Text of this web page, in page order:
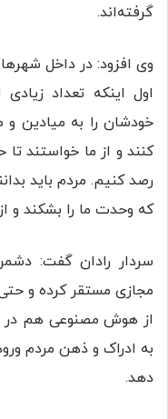
گرفته‌اند.
وی افزود: در داخل
اول اینکه تعداد
خودشان را به میادین و
کنند و از ما خواستند
رصد کنیم. مردم باید
که وحدت ما را بشکند
سردار رادان گفت:
مجازی مستقر کرده و
از هوش مصنوعی هم در
به ادراک و ذهن مردم
دهد.